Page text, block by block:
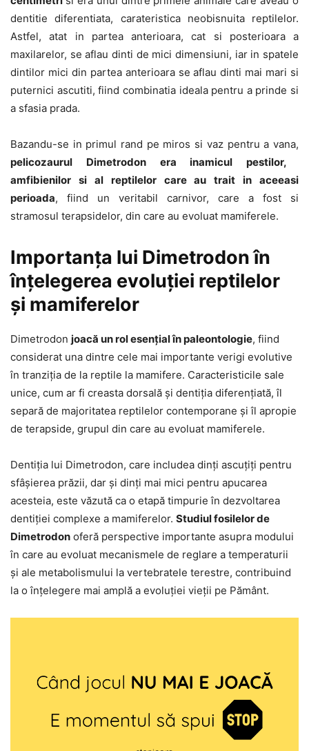
dentitie diferentiata, carateristica neobisnuita reptilelor.
Astfel, atat in partea anterioara, cat si posterioara a
maxilarelor, se aflau dinti de mici dimensiuni, iar in spatele
dintilor mici din partea anterioara se aflau dinti mai mari si
puternici ascutiti, fiind combinatia ideala pentru a prinde si
a sfasia prada.
Bazandu-se in primul rand pe miros si vaz pentru a vana,
pelicozaurul Dimetrodon era inamicul pestilor,
amfibienilor si al reptilelor care au trait in aceeasi
perioada, fiind un veritabil carnivor, care a fost si
stramosul terapsidelor, din care au evoluat mamiferele.
Importanța lui Dimetrodon în
înțelegerea evoluției reptilelor
și mamiferelor
Dimetrodon joacă un rol esențial în paleontologie, fiind
considerat una dintre cele mai importante verigi evolutive
în tranziția de la reptile la mamifere. Caracteristicile sale
unice, cum ar fi creasta dorsală și dentiția diferențiată, îl
separă de majoritatea reptilelor contemporane și îl apropie
de terapside, grupul din care au evoluat mamiferele.
Dentiția lui Dimetrodon, care includea dinți ascuțiți pentru
sfâșierea prăzii, dar și dinți mai mici pentru apucarea
acesteia, este văzută ca o etapă timpurie în dezvoltarea
dentiției complexe a mamiferelor. Studiul fosilelor de
Dimetrodon oferă perspective importante asupra modului
în care au evoluat mecanismele de reglare a temperaturii
și ale metabolismului la vertebratele terestre, contribuind
la o înțelegere mai amplă a evoluției vieții pe Pământ.